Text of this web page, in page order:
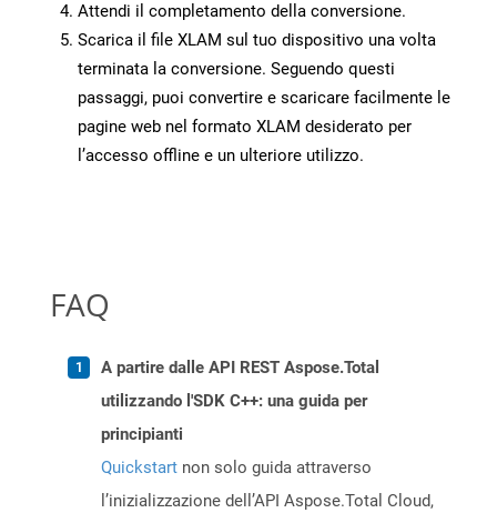
Attendi il completamento della conversione.
Scarica il file XLAM sul tuo dispositivo una volta
terminata la conversione. Seguendo questi
passaggi, puoi convertire e scaricare facilmente le
pagine web nel formato XLAM desiderato per
l’accesso offline e un ulteriore utilizzo.
FAQ
A partire dalle API REST Aspose.Total
utilizzando l'SDK C++: una guida per
principianti
Quickstart non solo guida attraverso
l’inizializzazione dell’API Aspose.Total Cloud,